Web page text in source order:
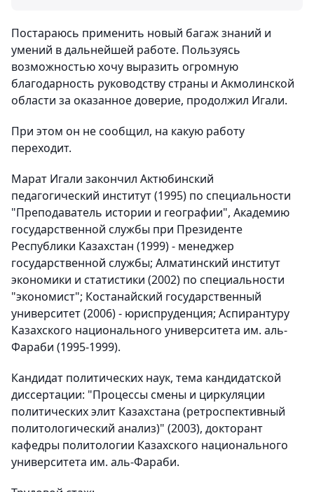
Постараюсь применить новый багаж знаний и
умений в дальнейшей работе. Пользуясь
возможностью хочу выразить огромную
благодарность руководству страны и Акмолинской
области за оказанное доверие, продолжил Игали.
При этом он не сообщил, на какую работу
переходит.
Марат Игали закончил Актюбинский
педагогический институт (1995) по специальности
"Преподаватель истории и географии", Академию
государственной службы при Президенте
Республики Казахстан (1999) - менеджер
государственной службы; Алматинский институт
экономики и статистики (2002) по специальности
"экономист"; Костанайский государственный
университет (2006) - юриспруденция; Аспирантуру
Казахского национального университета им. аль-
Фараби (1995-1999).
Кандидат политических наук, тема кандидатской
диссертации: "Процессы смены и циркуляции
политических элит Казахстана (ретроспективный
политологический анализ)" (2003), докторант
кафедры политологии Казахского национального
университета им. аль-Фараби.